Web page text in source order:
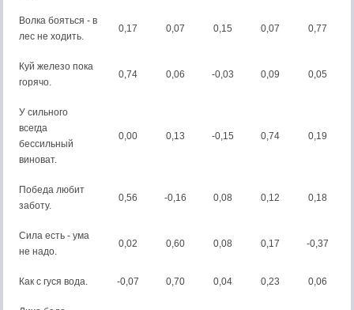
Волка бояться - в
лес не ходить.
0,17 0,07 0,15 0,07 0,77
Куй железо пока
горячо.
0,74 0,06 -0,03 0,09 0,05
У сильного
всегда
бессильный
виноват.
0,00 0,13 -0,15 0,74 0,19
Победа любит
заботу.
0,56 -0,16 0,08 0,12 0,18
Сила есть - ума
не надо.
0,02 0,60 0,08 0,17 -0,37
Как с гуся вода. -0,07 0,70 0,04 0,23 0,06